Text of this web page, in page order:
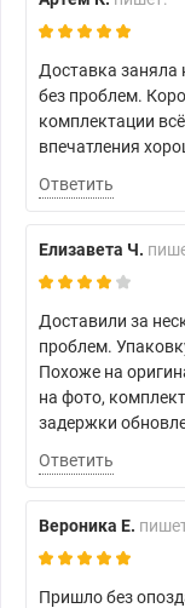
Доставка заняла
без проблем.
комплектации
впечатления
Ответить
Елизавета Ч.
Доставили за
проблем.
Похоже на
на фото,
задержки
Ответить
Вероника Е.
Пришло без